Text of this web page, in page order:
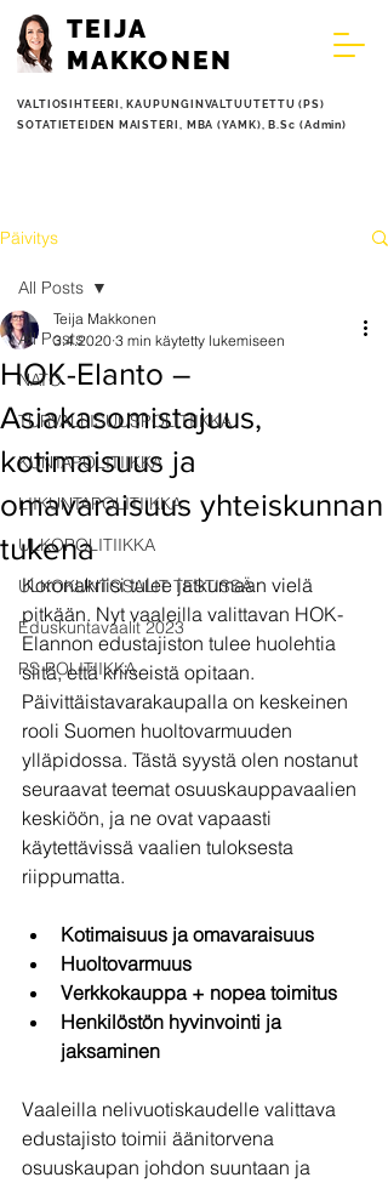
TEIJA
MAKKONEN
VALTIOSIHTEERI, KAUPUNGINVALTUUTETTU (PS)
SOTATIETEIDEN MAISTERI, MBA (YAMK), B.Sc (Admin)
Päivitys
All Posts
NATO
TURVALLISUUSPOLITIIKKA
KUNTAPOLITIIKKA
LIIKUNTAPOLITIIKKA
ULKOPOLITIIKKA
ULKOKUNTOSALIT TESTISSÄ
Eduskuntavaalit 2023
PS POLITIIKKA
All Posts
HOK-Elanto –
Asiakasomistajuus,
kotimaisuus ja
omavaraisuus yhteiskunnan
tukena
Teija Makkonen
3.4.2020 3 min käytetty lukemiseen
Koronakriisi tulee jatkumaan vielä
pitkään. Nyt vaaleilla valittavan HOK-
Elannon edustajiston tulee huolehtia
siitä, että kriiseistä opitaan.
Päivittäistavarakaupalla on keskeinen
rooli Suomen huoltovarmuuden
ylläpidossa. Tästä syystä olen nostanut
seuraavat teemat osuuskauppavaalien
keskiöön, ja ne ovat vapaasti
käytettävissä vaalien tuloksesta
riippumatta.
Kotimaisuus ja omavaraisuus
Huoltovarmuus
Verkkokauppa + nopea toimitus
Henkilöstön hyvinvointi ja
jaksaminen
Vaaleilla nelivuotiskaudelle valittava
edustajisto toimii äänitorvena
osuuskaupan johdon suuntaan ja